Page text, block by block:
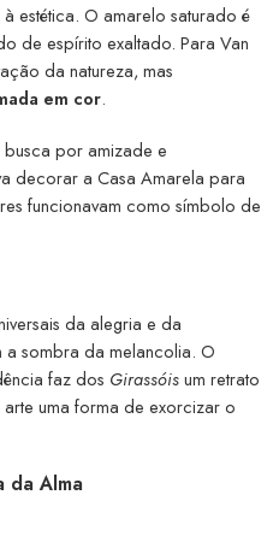
estética. O amarelo saturado é
de espírito exaltado. Para Van
da natureza, mas
em cor.
busca por amizade e
decorar a Casa Amarela para
funcionavam como símbolo de
da alegria e da
a sombra da melancolia. O
faz dos Girassóisum retrato
uma forma de exorcizar o
da Alma